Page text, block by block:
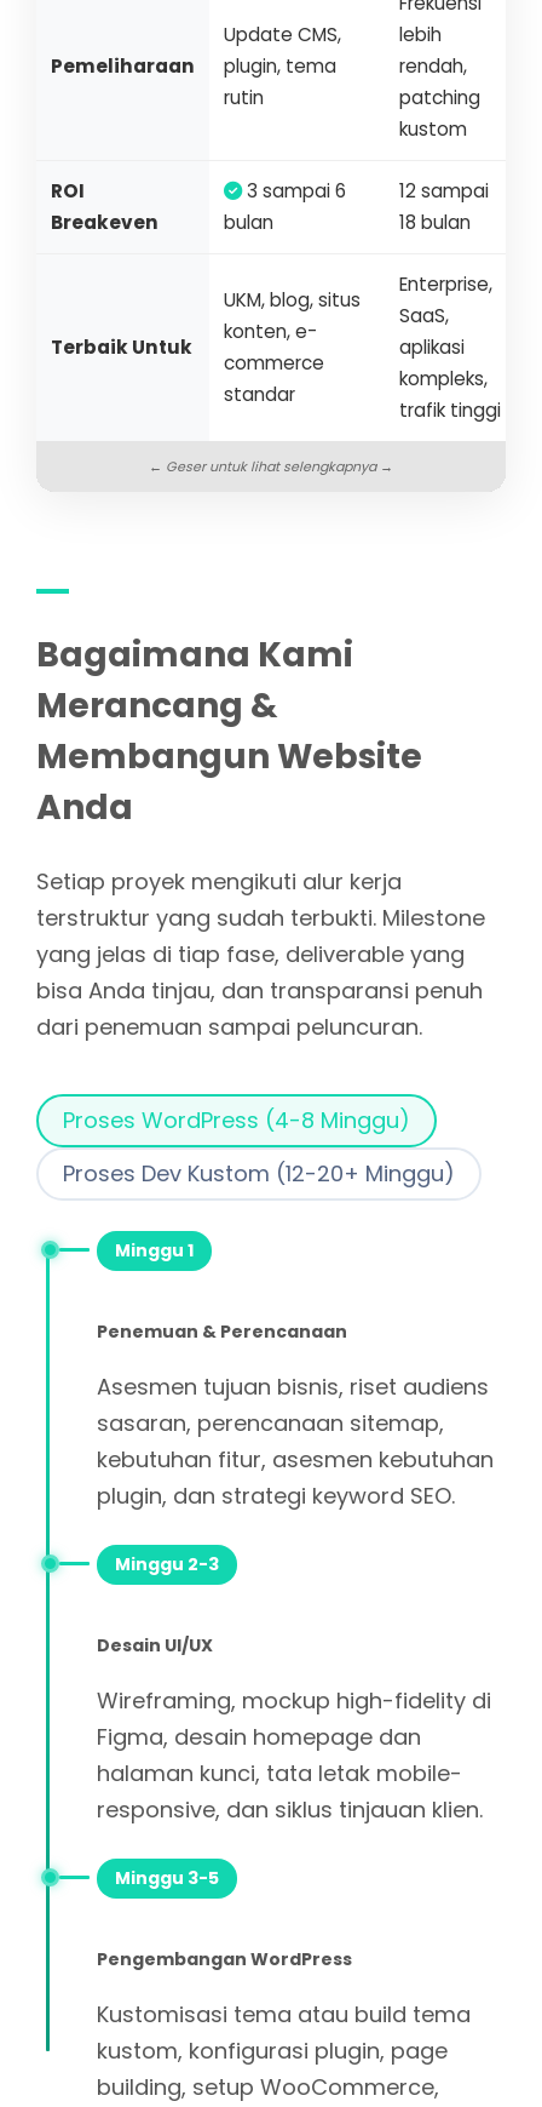
Pemeliharaan
Update CMS,
plugin, tema
rutin
lebih
rendah,
patching
kustom
ROI
Breakeven
3 sampai 6
bulan
12 sampai
18 bulan
Terbaik Untuk
UKM, blog, situs
konten, e-
commerce
standar
Enterprise,
SaaS,
aplikasi
kompleks,
trafik tinggi
Bagaimana Kami
Merancang &
Membangun Website
Anda
Setiap proyek mengikuti alur kerja
terstruktur yang sudah terbukti. Milestone
yang jelas di tiap fase, deliverable yang
bisa Anda tinjau, dan transparansi penuh
dari penemuan sampai peluncuran.
Proses WordPress (4-8 Minggu)
Proses Dev Kustom (12-20+ Minggu)
Minggu 1
Penemuan & Perencanaan
Asesmen tujuan bisnis, riset audiens
sasaran, perencanaan sitemap,
kebutuhan fitur, asesmen kebutuhan
plugin, dan strategi keyword SEO.
Minggu 2-3
Desain UI/UX
Wireframing, mockup high-fidelity di
Figma, desain homepage dan
halaman kunci, tata letak mobile-
responsive, dan siklus tinjauan klien.
Minggu 3-5
Pengembangan WordPress
Kustomisasi tema atau build tema
kustom, konfigurasi plugin, page
building, setup WooCommerce,